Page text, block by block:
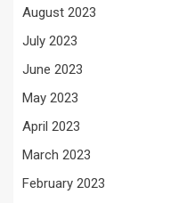
August 2023
July 2023
June 2023
May 2023
April 2023
March 2023
February 2023